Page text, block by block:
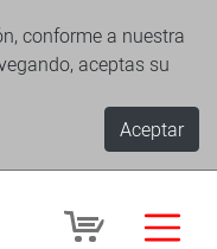
conforme a nuestra
aceptas su
Aceptar